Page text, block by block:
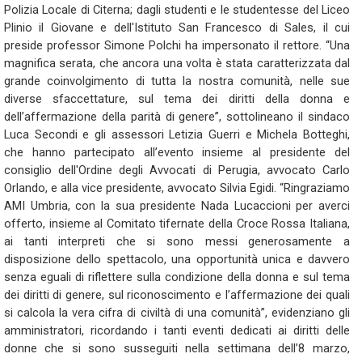
Polizia Locale di Citerna; dagli studenti e le studentesse del Liceo
Plinio il Giovane e dell'Istituto San Francesco di Sales, il cui
preside professor Simone Polchi ha impersonato il rettore. “Una
magnifica serata, che ancora una volta è stata caratterizzata dal
grande coinvolgimento di tutta la nostra comunità, nelle sue
diverse sfaccettature, sul tema dei diritti della donna e
dell’affermazione della parità di genere”, sottolineano il sindaco
Luca Secondi e gli assessori Letizia Guerri e Michela Botteghi,
che hanno partecipato all’evento insieme al presidente del
consiglio dell'Ordine degli Avvocati di Perugia, avvocato Carlo
Orlando, e alla vice presidente, avvocato Silvia Egidi. “Ringraziamo
AMI Umbria, con la sua presidente Nada Lucaccioni per averci
offerto, insieme al Comitato tifernate della Croce Rossa Italiana,
ai tanti interpreti che si sono messi generosamente a
disposizione dello spettacolo, una opportunità unica e davvero
senza eguali di riflettere sulla condizione della donna e sul tema
dei diritti di genere, sul riconoscimento e l’affermazione dei quali
si calcola la vera cifra di civiltà di una comunità”, evidenziano gli
amministratori, ricordando i tanti eventi dedicati ai diritti delle
donne che si sono susseguiti nella settimana dell’8 marzo,